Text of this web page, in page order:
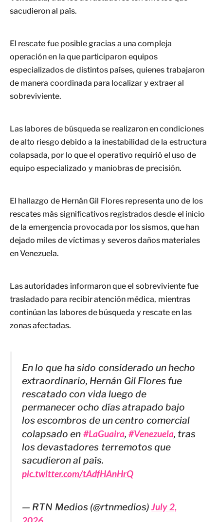
sacudieron al país.
El rescate fue posible gracias a una compleja
operación en la que participaron equipos
especializados de distintos países, quienes trabajaron
de manera coordinada para localizar y extraer al
sobreviviente.
Las labores de búsqueda se realizaron en condiciones
de alto riesgo debido a la inestabilidad de la estructura
colapsada, por lo que el operativo requirió el uso de
equipo especializado y maniobras de precisión.
El hallazgo de Hernán Gil Flores representa uno de los
rescates más significativos registrados desde el inicio
de la emergencia provocada por los sismos, que han
dejado miles de víctimas y severos daños materiales
en Venezuela.
Las autoridades informaron que el sobreviviente fue
trasladado para recibir atención médica, mientras
continúan las labores de búsqueda y rescate en las
zonas afectadas.
En lo que ha sido considerado un hecho
extraordinario, Hernán Gil Flores fue
rescatado con vida luego de
permanecer ocho días atrapado bajo
los escombros de un centro comercial
colapsado en #LaGuaira, #Venezuela, tras
los devastadores terremotos que
sacudieron al país.
pic.twitter.com/tAdfHAnHrQ
— RTN Medios (@rtnmedios)July 2,